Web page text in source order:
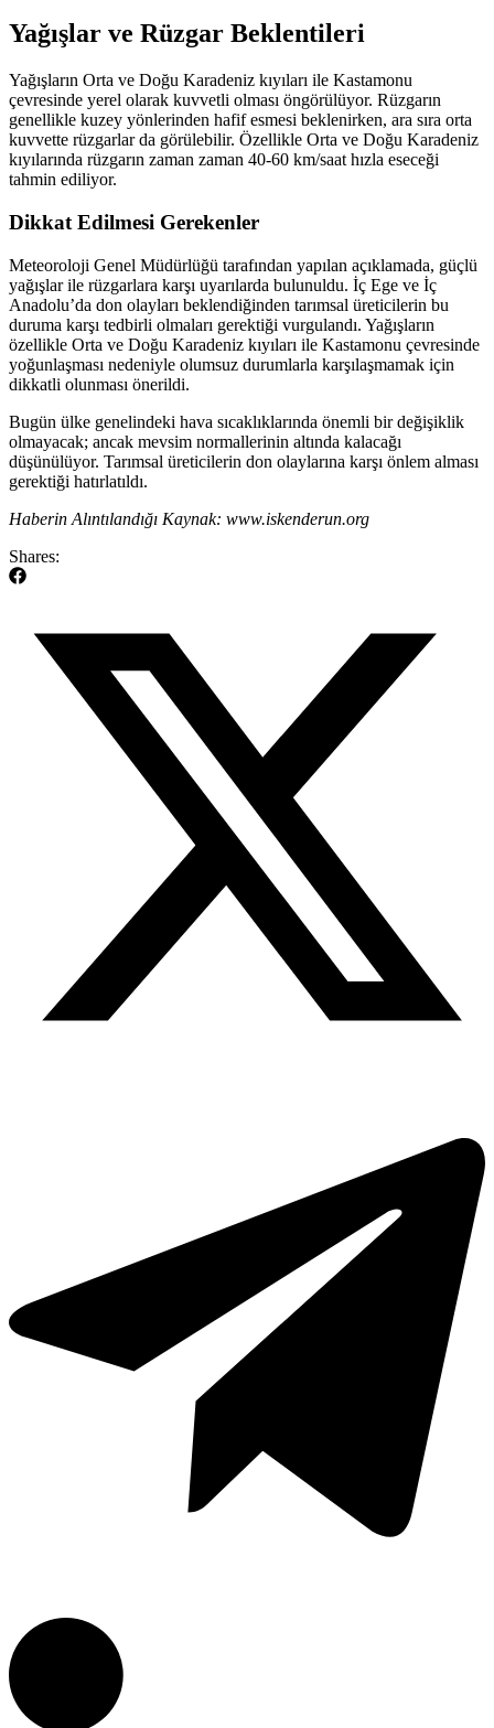
Yağışlar ve Rüzgar Beklentileri
Yağışların Orta ve Doğu Karadeniz kıyıları ile Kastamonu
çevresinde yerel olarak kuvvetli olması öngörülüyor. Rüzgarın
genellikle kuzey yönlerinden hafif esmesi beklenirken, ara sıra orta
kuvvette rüzgarlar da görülebilir. Özellikle Orta ve Doğu Karadeniz
kıyılarında rüzgarın zaman zaman 40-60 km/saat hızla eseceği
tahmin ediliyor.
Dikkat Edilmesi Gerekenler
Meteoroloji Genel Müdürlüğü tarafından yapılan açıklamada, güçlü
yağışlar ile rüzgarlara karşı uyarılarda bulunuldu. İç Ege ve İç
Anadolu’da don olayları beklendiğinden tarımsal üreticilerin bu
duruma karşı tedbirli olmaları gerektiği vurgulandı. Yağışların
özellikle Orta ve Doğu Karadeniz kıyıları ile Kastamonu çevresinde
yoğunlaşması nedeniyle olumsuz durumlarla karşılaşmamak için
dikkatli olunması önerildi.
Bugün ülke genelindeki hava sıcaklıklarında önemli bir değişiklik
olmayacak; ancak mevsim normallerinin altında kalacağı
düşünülüyor. Tarımsal üreticilerin don olaylarına karşı önlem alması
gerektiği hatırlatıldı.
Haberin Alıntılandığı Kaynak: www.iskenderun.org
Shares: